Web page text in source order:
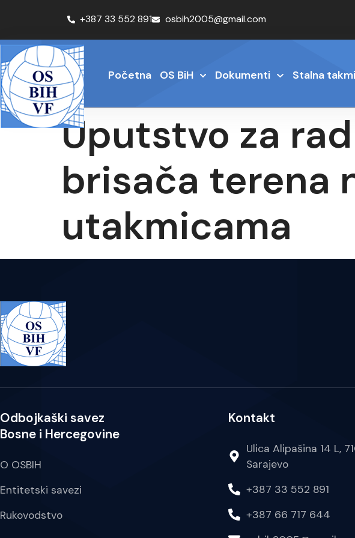
+387 33 552 891 osbih2005@gmail.com
Početna OS BiH Dokumenti Stalna
Uputstvo za
brisača terena
utakmicama
Odbojkaški savez
Bosne i Hercegovine
O OSBIH
Entitetski savezi
Rukovodstvo
Kontakt
Ulica Alipašina 14 L,
Sarajevo
+387 33 552 891
+387 66 717 644